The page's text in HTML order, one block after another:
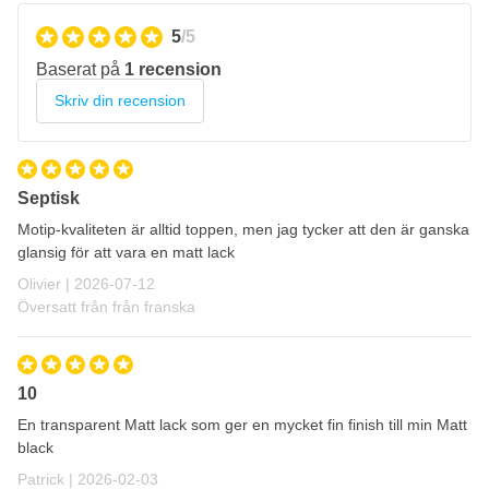
Hållbar
Tål väder och biltvätt
Fri från tungmetaller: inget bly, kadmium eller krom
Värmebeständig: upp till 100 °C
Dammtorr: efter ca 10 min vid 20 °C
Härdad: efter 2 timmar vid 20 °C
5/5
Baserat på 1 recension
Skriv din recension
Septisk
Motip-kvaliteten är alltid toppen, men jag tycker att den är ganska
glansig för att vara en matt lack
Olivier | 12 juli 2026
2026-07-12
Översatt från från franska
10
En transparent Matt lack som ger en mycket fin finish till min Matt
black
Patrick | 3 februari 2026
2026-02-03